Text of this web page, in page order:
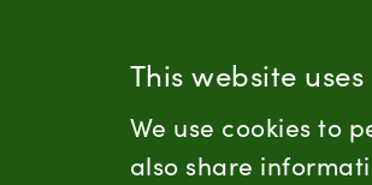
This website
We use cookies to
also share
eget selskap og et
av omlag 15 200